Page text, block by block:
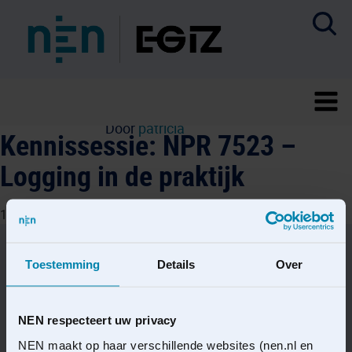
Toestemming Details Over
NEN respecteert uw privacy
NEN maakt op haar verschillende websites (nen.nl en
Kennissessie: NPR 7523 –
Logging in de praktijk
11 juni 2025
Door patricia